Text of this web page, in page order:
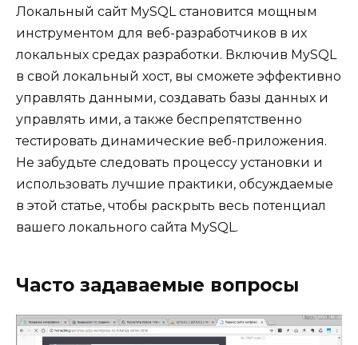
Локальный сайт MySQL становится мощным
инструментом для веб-разработчиков в их
локальных средах разработки. Включив MySQL
в свой локальный хост, вы сможете эффективно
управлять данными, создавать базы данных и
управлять ими, а также беспрепятственно
тестировать динамические веб-приложения.
Не забудьте следовать процессу установки и
использовать лучшие практики, обсуждаемые
в этой статье, чтобы раскрыть весь потенциал
вашего локального сайта MySQL.
Часто задаваемые вопросы